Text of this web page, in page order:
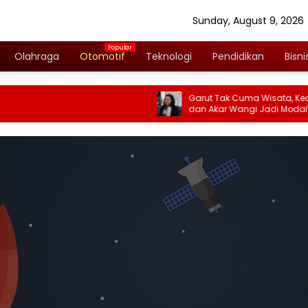
Sunday, August 9, 2026
Olahraga Otomotif Teknologi Pendidikan
Garut Tak Cuma Wisata, Keahlian
dan Akar Wangi Jadi Modal